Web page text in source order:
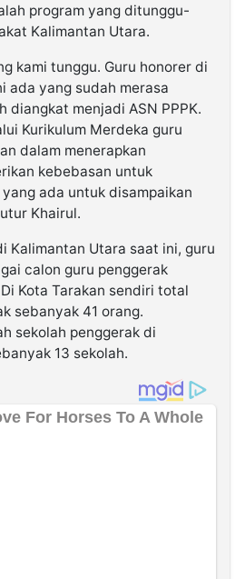
program yang ditunggu-
Kalimantan Utara.
kami tunggu. Guru honorer di
ada yang sudah merasa
diangkat menjadi ASN PPPK.
Kurikulum Merdeka guru
dalam menerapkan
kebebasan untuk
ada untuk disampaikan
Khairul.
Kalimantan Utara saat ini, guru
calon guru penggerak
Kota Tarakan sendiri total
sebanyak 41 orang.
sekolah penggerak di
13 sekolah.